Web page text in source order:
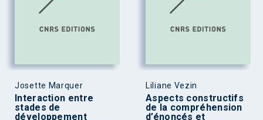
Josette Marquer
Interaction entre
stades de
développement
Liliane Vezin
Aspects constructifs
de la compréhension
d’énoncés et